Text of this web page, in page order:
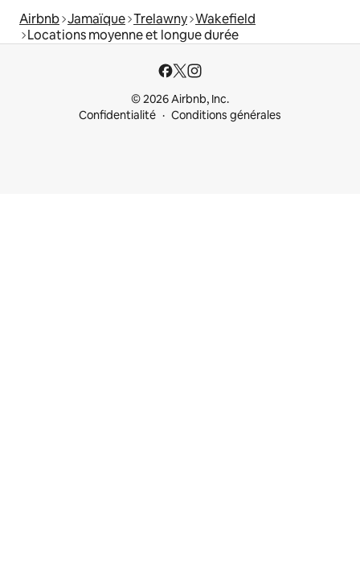
Airbnb Jamaïque Trelawny Wakefield
Locations moyenne et longue durée
© 2026 Airbnb, Inc.
Confidentialité
Conditions générales